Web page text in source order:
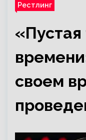
Рестлинг
«Пустая
своем